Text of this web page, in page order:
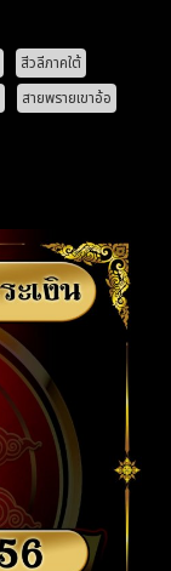
สีวลีภาคใต้
สายพรายเขาอ้อ